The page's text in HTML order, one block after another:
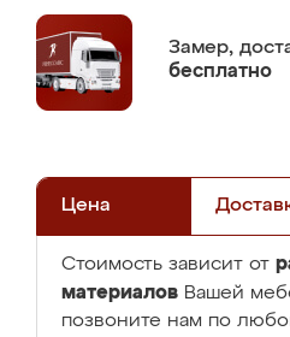
Замер,
бесплатно
Цена
Стоимость зависит от
материалов Вашей
позвоните нам по